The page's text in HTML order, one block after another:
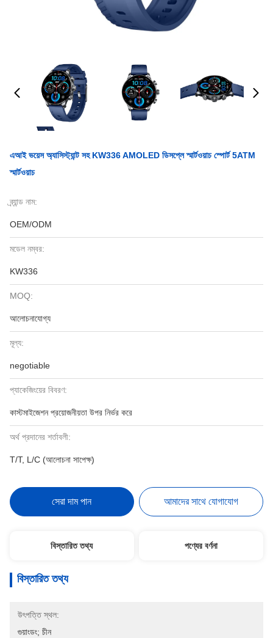
এআই ভয়েস অ্যাসিস্ট্যান্ট সহ KW336 AMOLED ডিসপ্লে স্মার্টওয়াচ স্পোর্ট 5ATM
স্মার্টওয়াচ
ব্র্যান্ড নাম:
OEM/ODM
মডেল নম্বর:
KW336
MOQ:
আলোচনাযোগ্য
মূল্য:
negotiable
প্যাকেজিংয়ের বিবরণ:
কাস্টমাইজেশন প্রয়োজনীয়তা উপর নির্ভর করে
অর্থ প্রদানের শর্তাবলী:
T/T, L/C (আলোচনা সাপেক্ষ)
সেরা দাম পান আমাদের সাথে যোগাযোগ
বিস্তারিত তথ্য পণ্যের বর্ণনা
বিস্তারিত তথ্য
উৎপত্তি স্থল:
গুয়াংডং; চীন